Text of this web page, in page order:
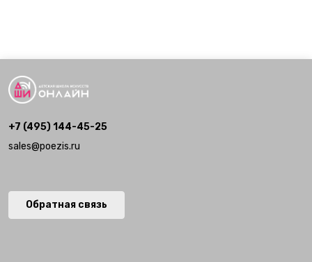
+7 (495) 144-45-25
sales@poezis.ru
Обратная связь